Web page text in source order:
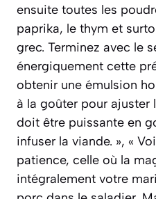
ensuite toutes les
paprika, le thym et
grec. Terminez avec le
énergiquement cette
obtenir une émulsion
à la goûter pour ajuster
doit être puissante en
infuser la viande. », «
patience, celle où la
intégralement votre